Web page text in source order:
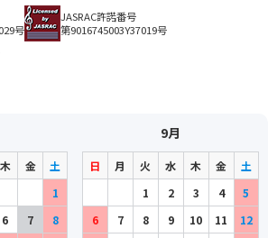
号
JASRAC許諾番号
第9016745003Y37019号
木 金
土
1
6 7 8
9月
日 月 火 水 木 金
土
1
2 3 4
5
6
7 8 9 10 11 12